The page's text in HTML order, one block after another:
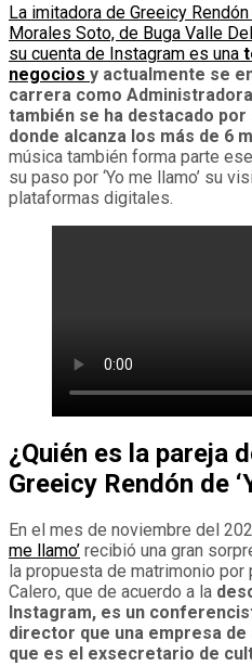
La imitadora de Greeicy Rendón
Morales Soto, de Buga Valle
su cuenta de Instagram es una
negocios y actualmente se
carrera como
también se ha destacado
donde alcanza los más de 6
música también forma parte
su paso por ‘Yo me llamo’ su
plataformas digitales.
¿Quién es la pareja
Greeicy Rendón de
En el mes de noviembre del
me llamo’ recibió una gran
la propuesta de matrimonio
Calero, que de acuerdo a la
Instagram, es un
director que una empresa
que es el exsecretario de